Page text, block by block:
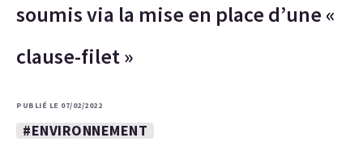
soumis via la mise en place d’une «
clause-filet »
PUBLIÉ LE 07/02/2022
#ENVIRONNEMENT